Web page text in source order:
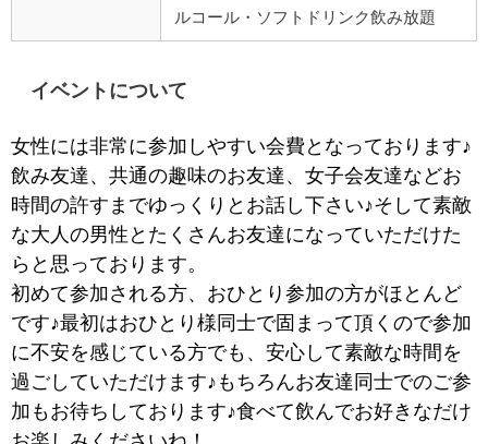
ルコール・ソフトドリンク飲み放題
イベントについて
女性には非常に参加しやすい会費となっております♪
飲み友達、共通の趣味のお友達、女子会友達などお
時間の許すまでゆっくりとお話し下さい♪そして素敵
な大人の男性とたくさんお友達になっていただけた
らと思っております。
初めて参加される方、おひとり参加の方がほとんど
です♪最初はおひとり様同士で固まって頂くので参加
に不安を感じている方でも、安心して素敵な時間を
過ごしていただけます♪もちろんお友達同士でのご参
加もお待ちしております♪食べて飲んでお好きなだけ